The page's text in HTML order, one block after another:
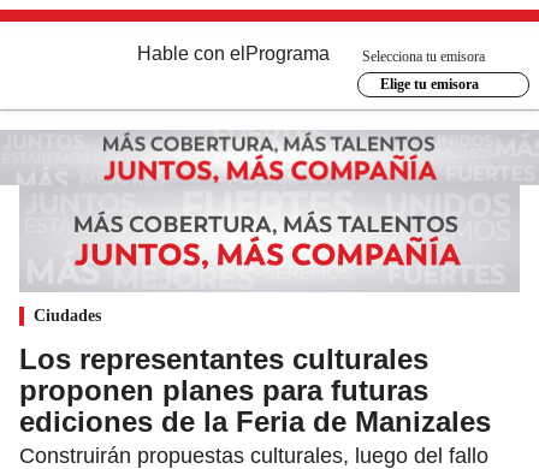
Hable con el Programa
Selecciona tu emisora
Elige tu emisora
Ciudades
Los representantes culturales
proponen planes para futuras
ediciones de la Feria de Manizales
Construirán propuestas culturales, luego del fallo